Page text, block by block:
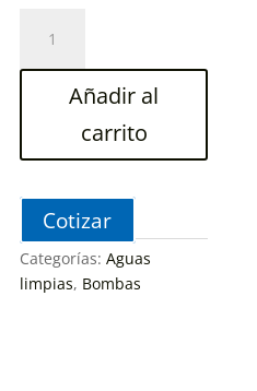
PARA
PISCINA
1600
watts
2-
1/2
x
Añadir al
carrito
Cotizar
Categorías:Aguas
limpias, Bombas